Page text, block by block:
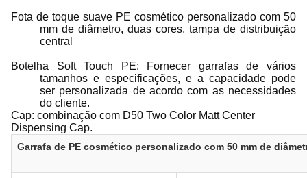
Fota de toque suave PE cosmético personalizado com 50
mm de diâmetro, duas cores, tampa de distribuição
central
Botelha Soft Touch PE: Fornecer garrafas de vários
tamanhos e especificações, e a capacidade pode
ser personalizada de acordo com as necessidades
do cliente.
Cap: combinação com D50 Two Color Matt Center
Dispensing Cap.
Garrafa de PE cosmético personalizado com 50 mm de